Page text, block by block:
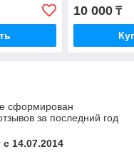
10 000₸
сформирован
за последний год
с 14.07.2014